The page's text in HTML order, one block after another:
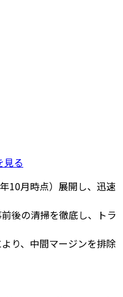
見る
10月時点）展開し、迅速
後の清掃を徹底し、トラ
り、中間マージンを排除